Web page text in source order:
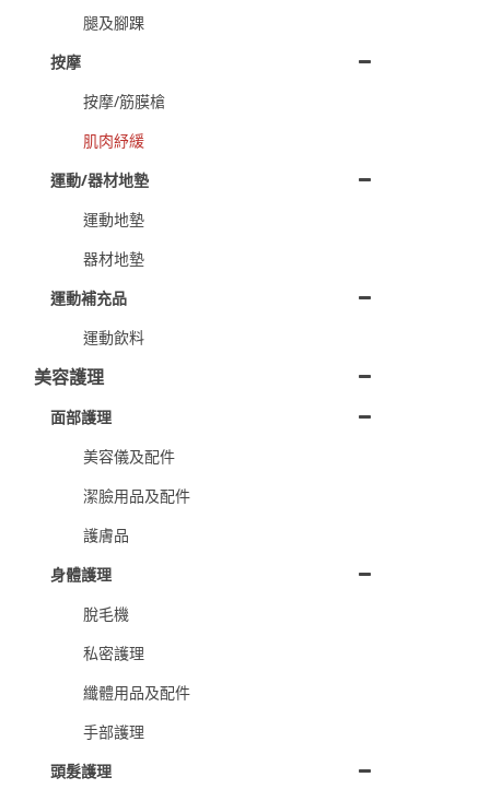
腿及腳踝
按摩
按摩/筋膜槍
肌肉紓緩
運動/器材地墊
運動地墊
器材地墊
運動補充品
運動飲料
美容護理
面部護理
美容儀及配件
潔臉用品及配件
護膚品
身體護理
脫毛機
私密護理
纖體用品及配件
手部護理
頭髮護理